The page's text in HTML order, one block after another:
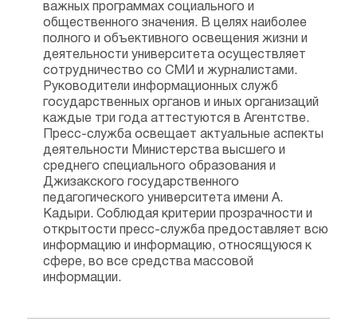
важных программах социального и
общественного значения. В целях наиболее
полного и объективного освещения жизни и
деятельности университета осуществляет
сотрудничество со СМИ и журналистами.
Руководители информационных служб
государственных органов и иных организаций
каждые три года аттестуются в Агентстве.
Пресс-служба освещает актуальные аспекты
деятельности Министерства высшего и
среднего специального образования и
Джизакского государственного
педагогического университета имени А.
Кадыри. Соблюдая критерии прозрачности и
открытости пресс-служба предоставляет всю
информацию и информацию, относящуюся к
сфере, во все средства массовой
информации.